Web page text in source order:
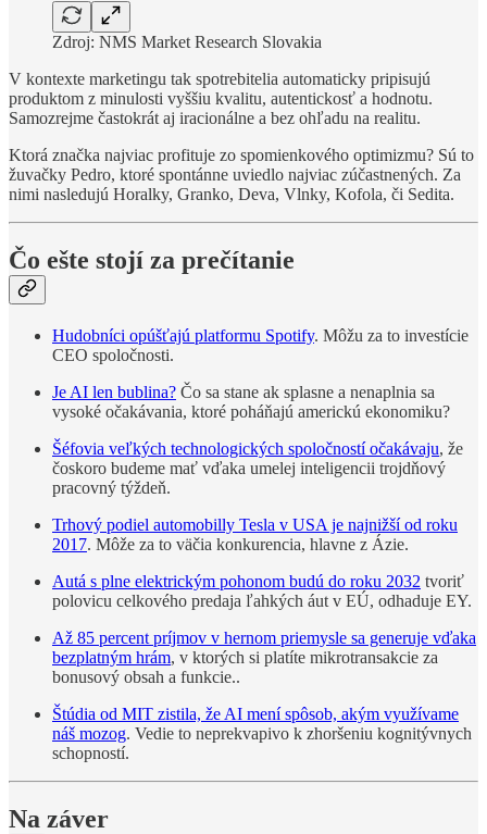
Zdroj: NMS Market Research Slovakia
V kontexte marketingu tak spotrebitelia automaticky pripisujú
produktom z minulosti vyššiu kvalitu, autentickosť a hodnotu.
Samozrejme častokrát aj iracionálne a bez ohľadu na realitu.
Ktorá značka najviac profituje zo spomienkového optimizmu? Sú to
žuvačky Pedro, ktoré spontánne uviedlo najviac zúčastnených. Za
nimi nasledujú Horalky, Granko, Deva, Vlnky, Kofola, či Sedita.
Čo ešte stojí za prečítanie
Hudobníci opúšťajú platformu Spotify. Môžu za to investície
CEO spoločnosti.
Je AI len bublina? Čo sa stane ak splasne a nenaplnia sa
vysoké očakávania, ktoré poháňajú americkú ekonomiku?
Šéfovia veľkých technologických spoločností očakávaju, že
čoskoro budeme mať vďaka umelej inteligencii trojdňový
pracovný týždeň.
Trhový podiel automobilly Tesla v USA je najnižší od roku
2017. Môže za to väčia konkurencia, hlavne z Ázie.
Autá s plne elektrickým pohonom budú do roku 2032 tvoriť
polovicu celkového predaja ľahkých áut v EÚ, odhaduje EY.
Až 85 percent príjmov v hernom priemysle sa generuje vďaka
bezplatným hrám, v ktorých si platíte mikrotransakcie za
bonusový obsah a funkcie..
Štúdia od MIT zistila, že AI mení spôsob, akým využívame
náš mozog. Vedie to neprekvapivo k zhoršeniu kognitývnych
schopností.
Na záver